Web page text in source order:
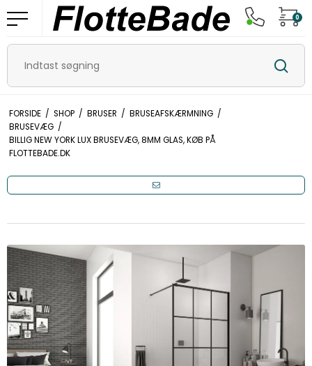
0
FORSIDE / SHOP / BRUSER / BRUSEAFSKÆRMNING /
BRUSEVÆG /
BILLIG NEW YORK LUX BRUSEVÆG, 8MM GLAS, KØB PÅ
FLOTTEBADE.DK